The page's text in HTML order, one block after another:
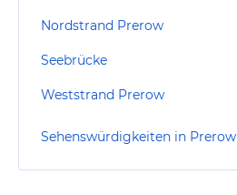
Nordstrand Prerow
Seebrücke
Weststrand Prerow
Sehenswürdigkeiten in Prerow